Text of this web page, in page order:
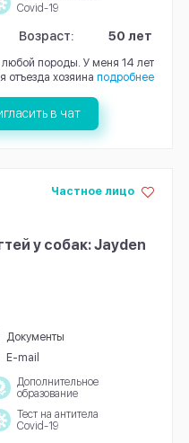
Covid-19
Возраст: 50 лет
породы. У меня 14 лет
отъезда хозяина подробнее
в чат
у собак: Jayden
Документы
E-mail
Частное лицо
Дополнительное
образование
Тест на антитела
Covid-19